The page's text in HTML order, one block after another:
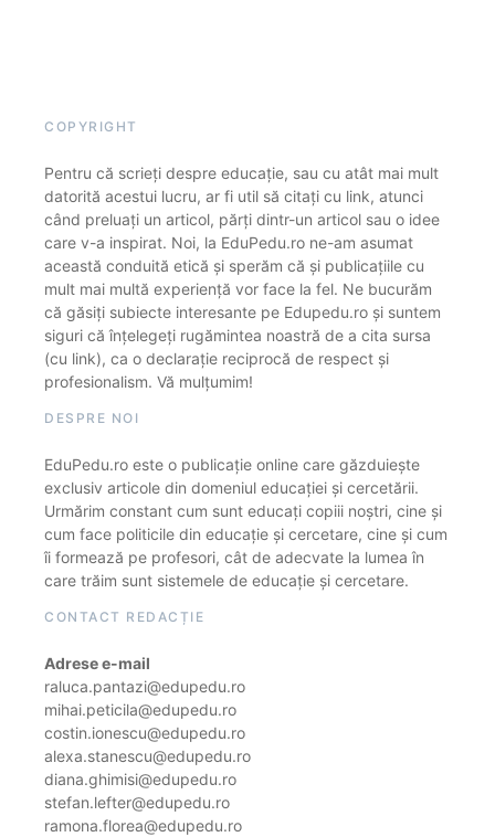
COPYRIGHT
Pentru că scrieți despre educație, sau cu atât mai mult
datorită acestui lucru, ar fi util să citați cu link, atunci
când preluați un articol, părți dintr-un articol sau o idee
care v-a inspirat. Noi, la EduPedu.ro ne-am asumat
această conduită etică și sperăm că și publicațiile cu
mult mai multă experiență vor face la fel. Ne bucurăm
că găsiți subiecte interesante pe Edupedu.ro și suntem
siguri că înțelegeți rugămintea noastră de a cita sursa
(cu link), ca o declarație reciprocă de respect și
profesionalism. Vă mulțumim!
DESPRE NOI
EduPedu.ro este o publicație online care găzduiește
exclusiv articole din domeniul educației și cercetării.
Urmărim constant cum sunt educați copiii noștri, cine și
cum face politicile din educație și cercetare, cine și cum
îi formează pe profesori, cât de adecvate la lumea în
care trăim sunt sistemele de educație și cercetare.
CONTACT REDACȚIE
Adrese e-mail
raluca.pantazi@edupedu.ro
mihai.peticila@edupedu.ro
costin.ionescu@edupedu.ro
alexa.stanescu@edupedu.ro
diana.ghimisi@edupedu.ro
stefan.lefter@edupedu.ro
ramona.florea@edupedu.ro